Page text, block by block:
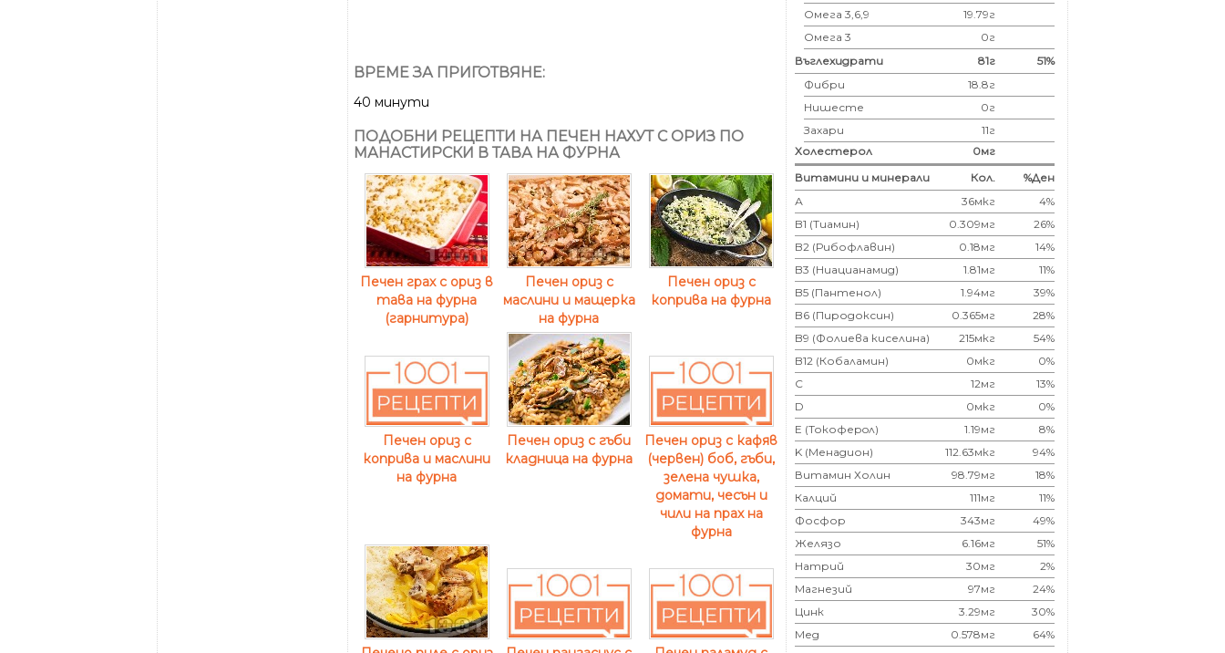
ВРЕМЕ ЗА ПРИГОТВЯНЕ:
40 минути
ПОДОБНИ РЕЦЕПТИ НА ПЕЧЕН НАХУТ С ОРИЗ ПО
МАНАСТИРСКИ В ТАВА НА ФУРНА
Печен грах с ориз в
тава на фурна
(гарнитура)
Печен ориз с
маслини и мащерка
на фурна
Печен ориз с
коприва на фурна
Печен ориз с
коприва и маслини
на фурна
Печен ориз с гъби
кладница на фурна
Печен ориз с кафяв
(червен) боб, гъби,
зелена чушка,
домати, чесън и
чили на прах на
фурна
Омега 3,6,9
19.79г
Омега 3
0г
Въглехидрати
81г
51%
Фибри
18.8г
Нишесте
0г
Захари
11г
Холестерол
0мг
Витамини и минерали
Кол.
%Ден
А
36мкг
4%
B1 (Тиамин)
0.309мг
26%
B2 (Рибофлавин)
0.18мг
14%
B3 (Ниацианамид)
1.81мг
11%
B5 (Пантенол)
1.94мг
39%
B6 (Пиродоксин)
0.365мг
28%
B9 (Фолиева киселина)
215мкг
54%
B12 (Кобаламин)
0мкг
0%
C
12мг
13%
D
0мкг
0%
E (Токоферoл)
1.19мг
8%
K (Менадион)
112.63мкг
94%
Витамин Холин
98.79мг
18%
Калций
111мг
11%
Фосфор
343мг
49%
Желязо
6.16мг
51%
Натрий
30мг
2%
Магнезий
97мг
24%
Цинк
3.29мг
30%
Мед
0.578мг
64%